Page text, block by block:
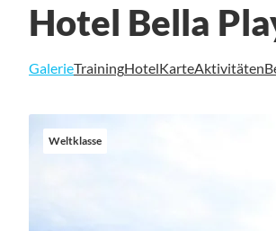
Hotel Bella
GalerieTrainingHotelKarteAktivitäten
EndeWeltklasse